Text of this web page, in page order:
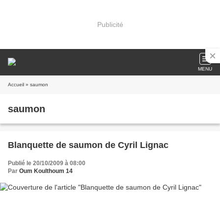
Publicité
MENU
Accueil » saumon
saumon
Blanquette de saumon de Cyril Lignac
Publié le 20/10/2009 à 08:00
Par Oum Koulthoum 14